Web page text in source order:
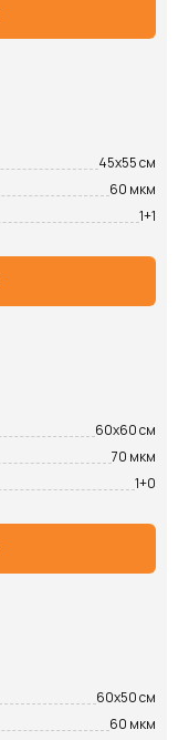
45х55 см
60 мкм
1+1
60х60 см
70 мкм
1+0
60х50 см
60 мкм